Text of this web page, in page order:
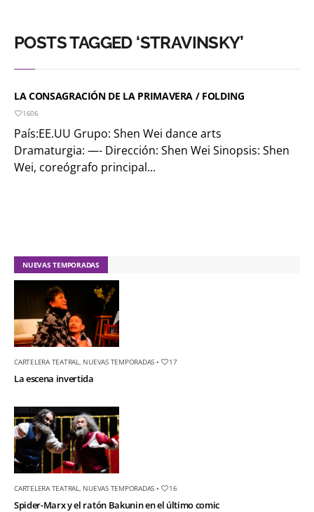
POSTS TAGGED ‘STRAVINSKY’
LA CONSAGRACIÓN DE LA PRIMAVERA / FOLDING
1606
País:EE.UU Grupo: Shen Wei dance arts
Dramaturgia: —- Dirección: Shen Wei Sinopsis: Shen
Wei, coreógrafo principal...
NUEVAS TEMPORADAS
CARTELERA TEATRAL NUEVAS TEMPORADAS • 17
La escena invertida
CARTELERA TEATRAL NUEVAS TEMPORADAS • 16
Spider-Marx y el ratón Bakunin en el último comic